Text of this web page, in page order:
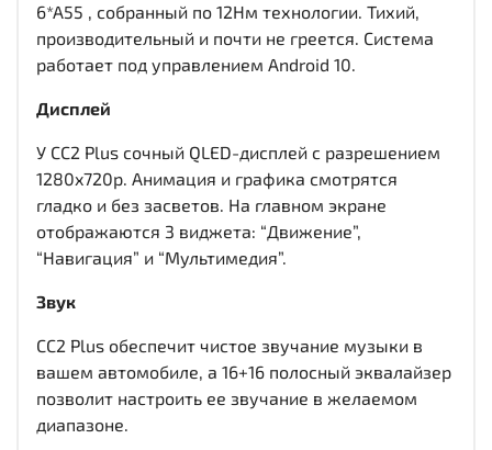
6*A55 , собранный по 12Нм технологии. Тихий,
производительный и почти не греется. Система
работает под управлением Android 10.
Дисплей
У CC2 Plus сочный QLED-дисплей c разрешением
1280x720р. Анимация и графика смотрятся
гладко и без засветов. На главном экране
отображаются 3 виджета: “Движение”,
“Навигация” и “Мультимедия”.
Звук
CC2 Plus обеспечит чистое звучание музыки в
вашем автомобиле, а 16+16 полосный эквалайзер
позволит настроить ее звучание в желаемом
диапазоне.